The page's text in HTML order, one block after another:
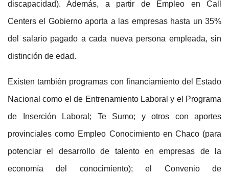
discapacidad). Además, a partir de Empleo en Call
Centers el Gobierno aporta a las empresas hasta un 35%
del salario pagado a cada nueva persona empleada, sin
distinción de edad.
Existen también programas con financiamiento del Estado
Nacional como el de Entrenamiento Laboral y el Programa
de Inserción Laboral; Te Sumo; y otros con aportes
provinciales como Empleo Conocimiento en Chaco (para
potenciar el desarrollo de talento en empresas de la
economía del conocimiento); el Convenio de